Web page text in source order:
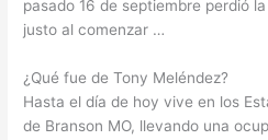
pasado 16 de septiembre perdió
justo al comenzar …
¿Qué fue de Tony Meléndez?
Hasta el día de hoy vive en los
de Branson MO, llevando una